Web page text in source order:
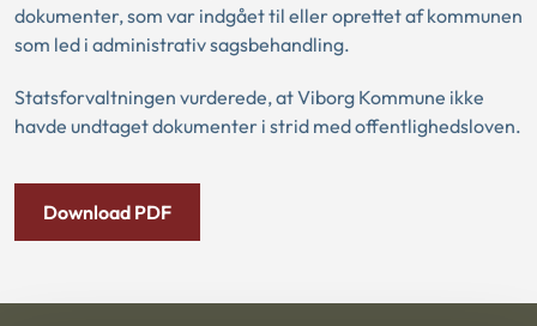
dokumenter, som var indgået til eller oprettet af kommunen
som led i administrativ sagsbehandling.
Statsforvaltningen vurderede, at Viborg Kommune ikke
havde undtaget dokumenter i strid med offentlighedsloven.
Download PDF